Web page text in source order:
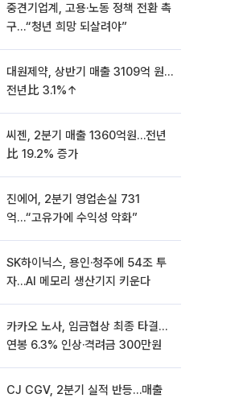
중견기업계, 고용·노동 정책 전환 촉
구…“청년 희망 되살려야”
대원제약, 상반기 매출 3109억 원…
전년比 3.1%↑
씨젠, 2분기 매출 1360억원…전년
比 19.2% 증가
진에어, 2분기 영업손실 731
억…“고유가에 수익성 악화”
SK하이닉스, 용인·청주에 54조 투
자…AI 메모리 생산기지 키운다
카카오 노사, 임금협상 최종 타결…
연봉 6.3% 인상·격려금 300만원
CJ CGV, 2분기 실적 반등…매출